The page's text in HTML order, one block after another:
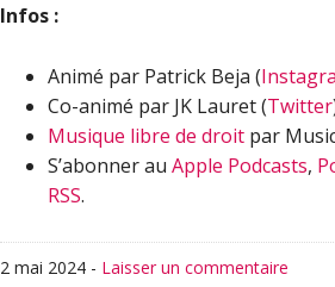
Infos :
Animé par Patrick Beja (
Co-animé par JK Lauret (Twitter
Musique libre de droit par
S’abonner au Apple Podcasts,
RSS.
2 mai 2024 - Laisser un commentaire